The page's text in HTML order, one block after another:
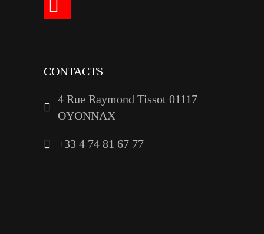
CONTACTS
4 Rue Raymond Tissot 01117
OYONNAX
+33 4 74 81 67 77